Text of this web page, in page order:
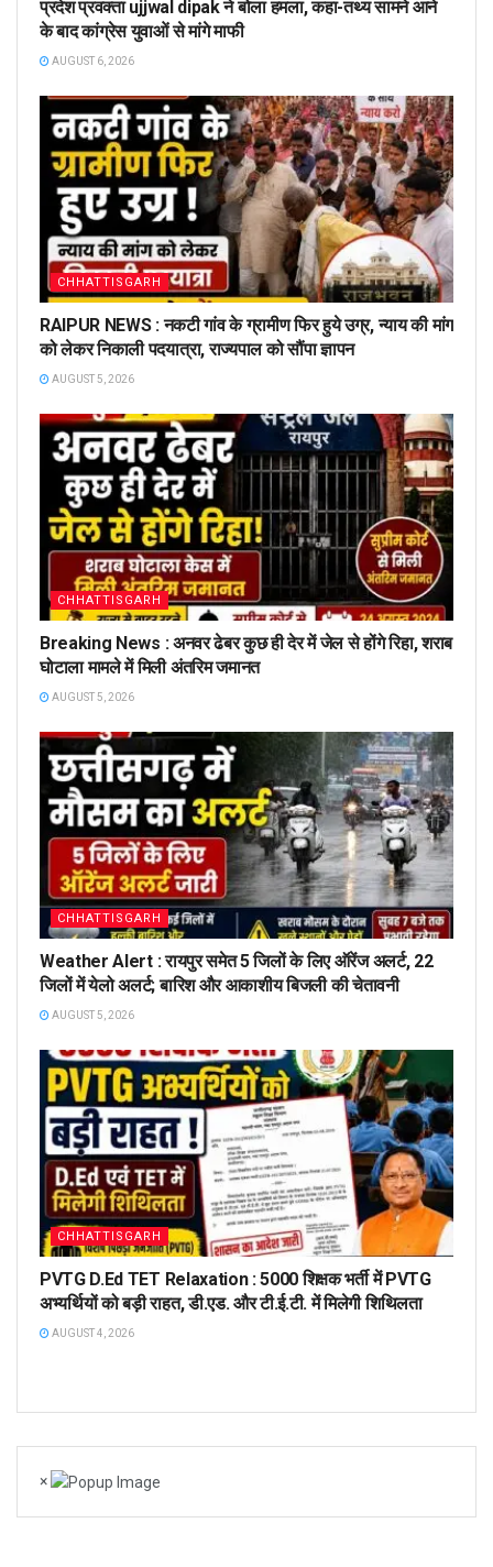
प्रदेश प्रवक्ता ujjwal dipak ने बोला हमला, कहा-तथ्य सामने आने
के बाद कांग्रेस युवाओं से मांगे माफी
AUGUST 6, 2026
CHHATTISGARH
RAIPUR NEWS : नकटी गांव के ग्रामीण फिर हुये उग्र, न्याय की मांग
को लेकर निकाली पदयात्रा, राज्यपाल को सौंपा ज्ञापन
AUGUST 5, 2026
CHHATTISGARH
Breaking News : अनवर ढेबर कुछ ही देर में जेल से होंगे रिहा, शराब
घोटाला मामले में मिली अंतरिम जमानत
AUGUST 5, 2026
CHHATTISGARH
Weather Alert : रायपुर समेत 5 जिलों के लिए ऑरेंज अलर्ट, 22
जिलों में येलो अलर्ट; बारिश और आकाशीय बिजली की चेतावनी
AUGUST 5, 2026
CHHATTISGARH
PVTG D.Ed TET Relaxation : 5000 शिक्षक भर्ती में PVTG
अभ्यर्थियों को बड़ी राहत, डी.एड. और टी.ई.टी. में मिलेगी शिथिलता
AUGUST 4, 2026
×